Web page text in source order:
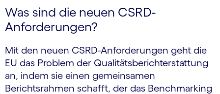
Was sind die neuen CSRD-
Anforderungen?
Mit den neuen CSRD-Anforderungen geht die
EU das Problem der Qualitätsberichterstattung
an, indem sie einen gemeinsamen
Berichtsrahmen schafft, der das Benchmarking